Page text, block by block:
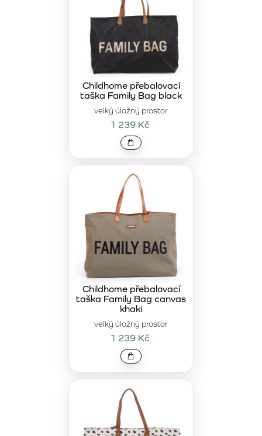
velký úložný prostor
Childhome přebalovací
taška Family Bag black
1 239 Kč
velký úložný prostor
Childhome přebalovací
taška Family Bag canvas
khaki
1 239 Kč